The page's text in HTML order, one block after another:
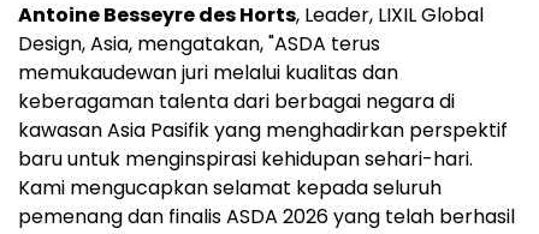
Antoine Besseyre des Horts, Leader, LIXIL Global
Design, Asia, mengatakan, "ASDA terus
memukaudewan juri melalui kualitas dan
keberagaman talenta dari berbagai negara di
kawasan Asia Pasifik yang menghadirkan perspektif
baru untuk menginspirasi kehidupan sehari-hari.
Kami mengucapkan selamat kepada seluruh
pemenang dan finalis ASDA 2026 yang telah berhasil